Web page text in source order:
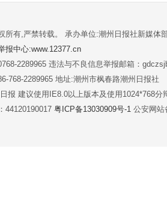
所有,严禁转载。 承办单位:潮州日报社新媒体
报中心:www.12377.cn
2289965 违法与不良信息举报邮箱：
768-2289965 地址:潮州市枫春路潮州日报社
报 建议使用IE8.0以上版本及使用1024*768分
44120190017 粤ICP备13030909号-1 公安网站